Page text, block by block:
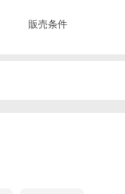
販売条件